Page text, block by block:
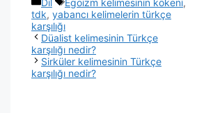
Dil
Egoizm kelimesinin kökeni,
tdk, yabancı kelimelerin türkçe
karşılığı
Düalist kelimesinin Türkçe
karşılığı nedir?
Sirküler kelimesinin Türkçe
karşılığı nedir?